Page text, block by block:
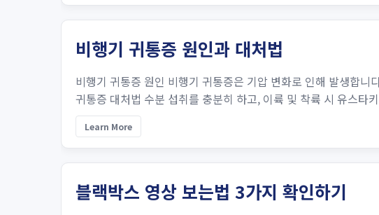
비행기 귀통증 원인과 대처법
비행기 귀통증 원인 비행기 귀통증은 기압 변화로 인해 발생합
귀통증 대처법 수분 섭취를 충분히 하고, 이륙 및 착륙 시 유스타
Learn More
블랙박스 영상 보는법 3가지 확인하기